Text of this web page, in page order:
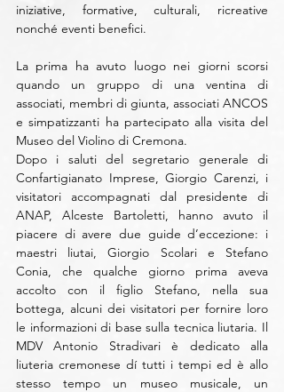
iniziative, formative, culturali, ricreative
nonché eventi benefici.
La prima ha avuto luogo nei giorni scorsi
quando un gruppo di una ventina di
associati, membri di giunta, associati ANCOS
e simpatizzanti ha partecipato alla visita del
Museo del Violino di Cremona.
Dopo i saluti del segretario generale di
Confartigianato Imprese, Giorgio Carenzi, i
visitatori accompagnati dal presidente di
ANAP, Alceste Bartoletti, hanno avuto il
piacere di avere due guide d’eccezione: i
maestri liutai, Giorgio Scolari e Stefano
Conia, che qualche giorno prima aveva
accolto con il figlio Stefano, nella sua
bottega, alcuni dei visitatori per fornire loro
le informazioni di base sulla tecnica liutaria. Il
MDV Antonio Stradivari è dedicato alla
liuteria cremonese dí tutti i tempi ed è allo
stesso tempo un museo musicale, un